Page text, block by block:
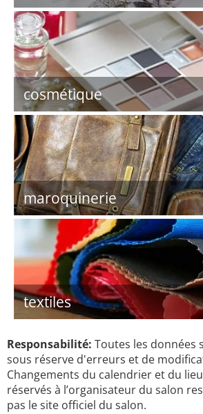
cosmétique
maroquinerie
textiles
Responsabilité: Toutes les données
sous réserve d'erreurs et de
Changements du calendrier et du
réservés à l’organisateur du salon
pas le site officiel du salon.